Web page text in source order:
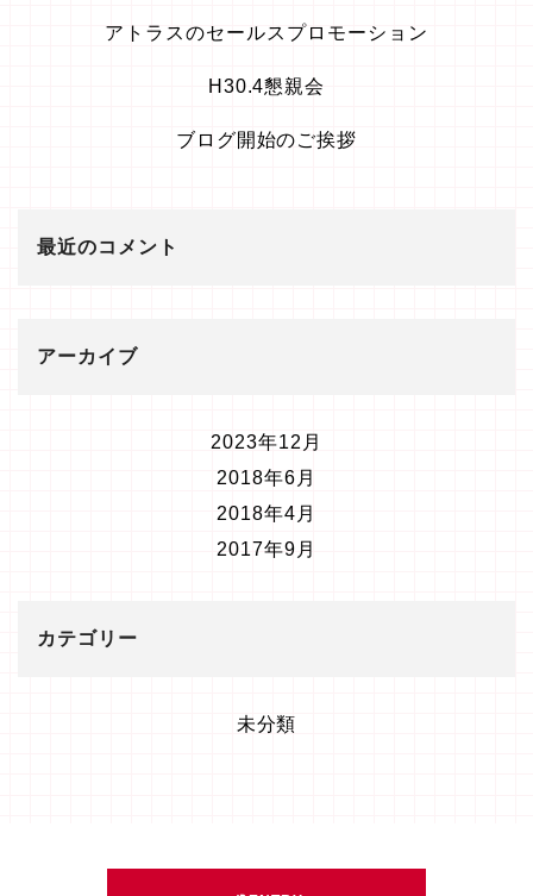
アトラスのセールスプロモーション
H30.4懇親会
ブログ開始のご挨拶
最近のコメント
アーカイブ
2023年12月
2018年6月
2018年4月
2017年9月
カテゴリー
未分類